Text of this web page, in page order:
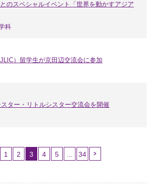
のスペシャルイベント「世界を動かすアジア
科
）留学生が京田辺交流会に参加
ター・リトルシスター交流会を開催
1 2
3
の
4 5 34